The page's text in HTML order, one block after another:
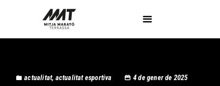
actualitat, actualitat esportiva 4 de gener de 2025
Voluntaris